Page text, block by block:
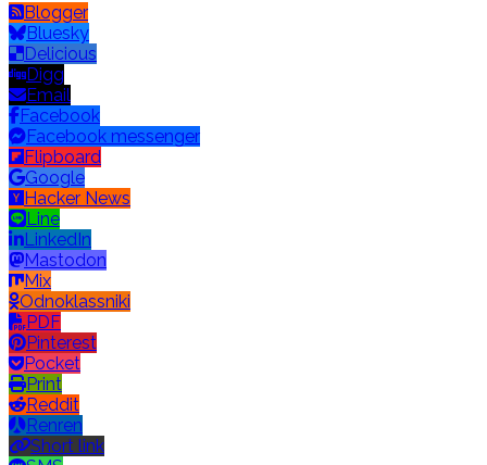
Blogger
Bluesky
Delicious
Digg
Email
Facebook
Facebook messenger
Flipboard
Google
Hacker News
Line
LinkedIn
Mastodon
Mix
Odnoklassniki
PDF
Pinterest
Pocket
Print
Reddit
Renren
Short link